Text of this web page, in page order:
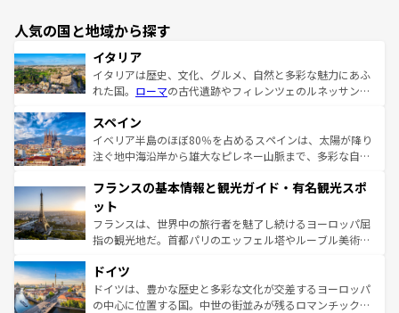
人気の国と地域から探す
イタリア
イタリアは歴史、文化、グルメ、自然と多彩な魅力にあふ
れた国。 ローマの古代遺跡やフィレンツェのルネッサンス
ろん、トスカーナの美しい田園風景やアマルフィ海岸の絶
景など、自然景観も見逃せない。観光の合間には、本場の
ピザやパスタなど、絶品のイタリア料理を堪能することも
ませてくれるイタリアで、忘れられない旅をしてみよう！
なお、新着のイタリア情報は
しい。
スペイン
イベリア半島のほぼ80％を占めるスペインは、太陽が降り
注ぐ地中海沿岸から雄大なピレネー山脈まで、多彩な自然
文化が根付くこの国では、情熱的なフラメンコ、熱気あふ
れる闘牛、そして美味しいタパスが生活の一部となってい
る。首都マドリードの洗練された雰囲気や、バルセロナの
アートに溢れた街角から、地方では古代ローマ遺跡や中世
せる。地方によって風土や気候が異なるスペインはその個
性で訪れる人を魅了する。 なお、新着のスペイン情報は コ
ンテンツ一覧を参照してほしい。
フランスの基本情報と観光ガイド・有名観光スポ
ット
フランスは、世界中の旅行者を魅了し続けるヨーロッパ屈
指の観光地だ。首都パリのエッフェル塔やルーブル美術館
で、幅広い魅力が詰まっている。華麗な宮殿、歴史的な大
聖堂、美しいビーチ、そして豊かな自然が、訪れる者を心
から魅了する。また、フランスは美食の国としても知ら
ドイツ
ドイツは、豊かな歴史と多彩な文化が交差するヨーロッパ
の中心に位置する国。中世の街並みが残るロマンチック街